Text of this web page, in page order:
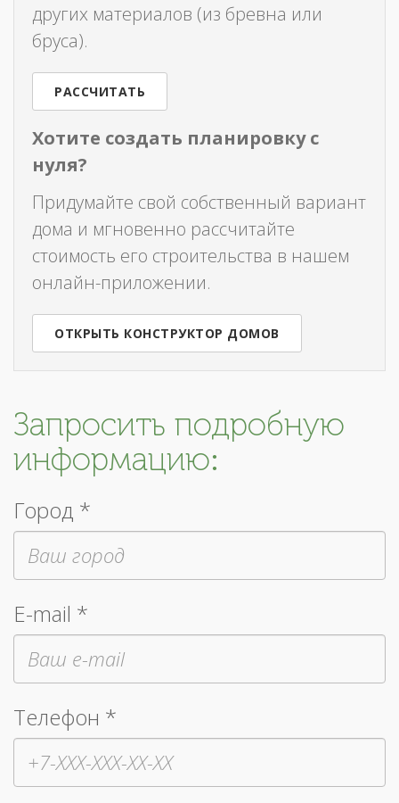
других материалов (из бревна или
бруса).
РАССЧИТАТЬ
Хотите создать планировку с
нуля?
Придумайте свой собственный вариант
дома и мгновенно рассчитайте
стоимость его строительства в нашем
онлайн-приложении.
ОТКРЫТЬ КОНСТРУКТОР ДОМОВ
Запросить подробную
информацию:
Город *
E-mail *
Телефон *